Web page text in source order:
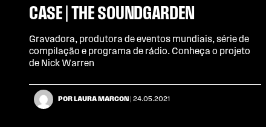
CASE | THE SOUNDGARDEN
Gravadora, produtora de eventos mundiais, série de
compilação e programa de rádio. Conheça o projeto
de Nick Warren
POR LAURA MARCON | 24.05.2021